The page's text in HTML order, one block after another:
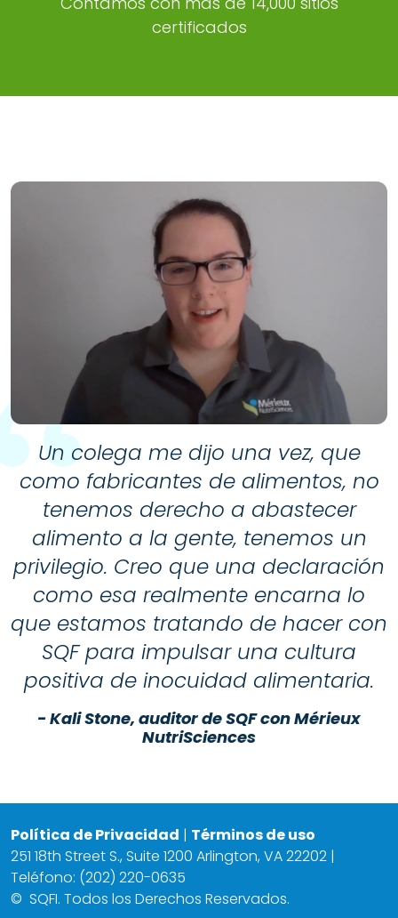
certificados
Un colega me dijo una vez, que
como fabricantes de alimentos, no
tenemos derecho a abastecer
alimento a la gente, tenemos un
privilegio. Creo que una declaración
como esa realmente encarna lo
que estamos tratando de hacer con
SQF para impulsar una cultura
positiva de inocuidad alimentaria.
- Kali Stone, auditor de SQF con Mérieux
NutriSciences
Política de Privacidad | Términos de uso
251 18th Street S., Suite 1200 Arlington, VA 22202 |
Teléfono: (202) 220-0635
© SQFI. Todos los Derechos Reservados.